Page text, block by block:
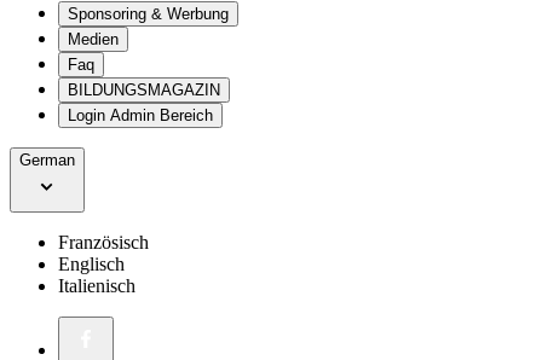
Sponsoring & Werbung
Medien
Faq
BILDUNGSMAGAZIN
Login Admin Bereich
German
Französisch
Englisch
Italienisch